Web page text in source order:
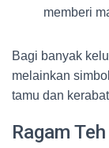
memberi
Bagi banyak
melainkan
tamu dan
Ragam